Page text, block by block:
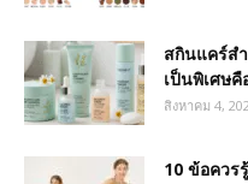
สกินแคร์ส
เป็นพิเศษ
สิงหาคม 4,
10 ข้อควร